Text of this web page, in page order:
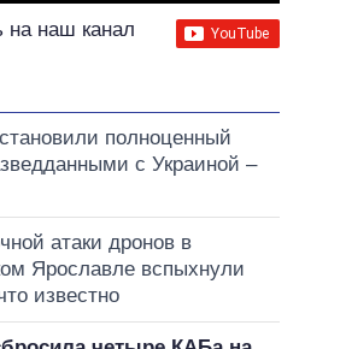
наш канал
полноценный
с Украиной –
атаки дронов в
Ярославле вспыхнули
известно